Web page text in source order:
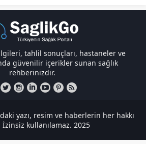
tahlil sonuçları, hastaneler ve
güvenilir içerikler sunan sağlık
rehberinizdir.
yazı, resim ve haberlerin her hakkı
İzinsiz kullanılamaz. 2025